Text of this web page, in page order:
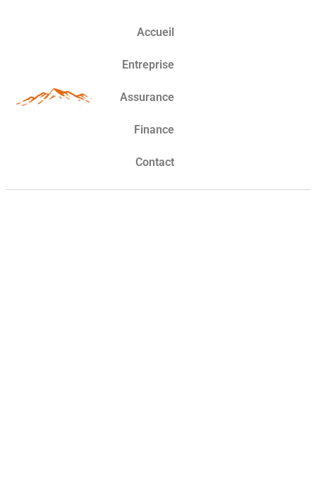
Accueil
Entreprise
Assurance
Finance
Contact